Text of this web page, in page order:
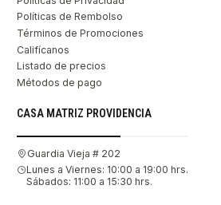
Políticas de Rembolso
Términos de Promociones
Califícanos
Listado de precios
Métodos de pago
CASA MATRIZ PROVIDENCIA
Guardia Vieja # 202
Lunes a Viernes: 10:00 a 19:00 hrs.
Sábados: 11:00 a 15:30 hrs.